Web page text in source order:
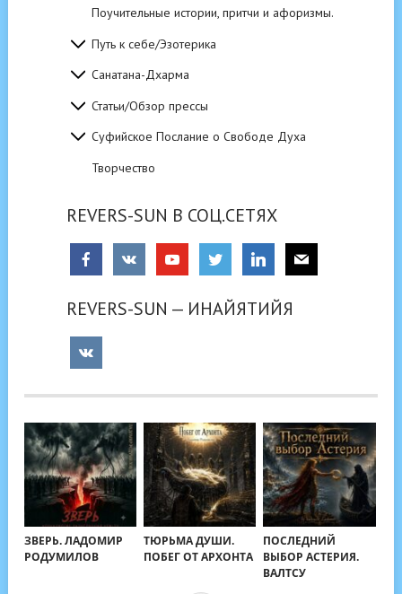
Поучительные истории, притчи и афоризмы.
Путь к себе/Эзотерика
Санатана-Дхарма
Статьи/Обзор прессы
Суфийское Послание о Свободе Духа
Творчество
REVERS-SUN В СОЦ.СЕТЯХ
REVERS-SUN — ИНАЙЯТИЙЯ
ЗВЕРЬ. ЛАДОМИР
РОДУМИЛОВ
ТЮРЬМА ДУШИ.
ПОБЕГ ОТ АРХОНТА
ПОСЛЕДНИЙ
ВЫБОР АСТЕРИЯ.
ВАЛТСУ